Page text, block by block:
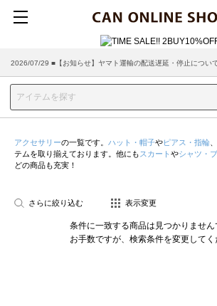
2026/07/29 ■【お知らせ】ヤマト運輸の配送遅延・停止につい
アクセサリーの一覧です。 ハット・帽子やピアス・指輪
テムを取り揃えております。他にも スカート やシャツ・
どの商品も充実！
さらに絞り込む 表示変更
条件に一致する商品は見つかりません
お手数ですが、検索条件を変更してく